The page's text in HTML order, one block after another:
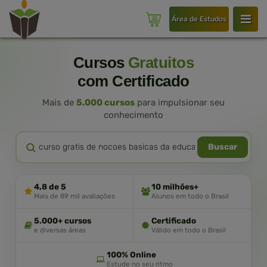
Área de Estudos
Cursos Gratuitos
com Certificado
Mais de 5.000 cursos para impulsionar seu
conhecimento
Buscar
4,8 de 5
Mais de 89 mil avaliações
10 milhões+
Alunos em todo o Brasil
5.000+ cursos
e diversas áreas
Certificado
Válido em todo o Brasil
100% Online
Estude no seu ritmo